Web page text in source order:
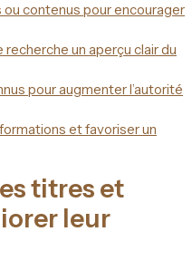
contenus pour encourager
un aperçu clair du
pour augmenter l’autorité
et favoriser un
titres et
leur